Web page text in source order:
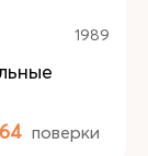
1989
поверки